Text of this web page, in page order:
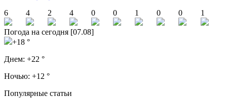
6
4 2 4 0 0 1 0 0 1
Погода на сегодня [07.08]
+18 °
Днем: +22 °
Ночью: +12 °
Популярные статьи